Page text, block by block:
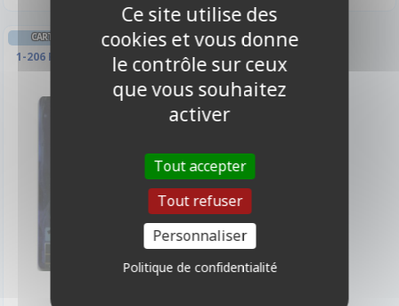
CARTES SPÉCIALES FORCE OF WILL
1-206 Foil - Pierre Magique De
Ténèbres
Ce site utilise des
cookies et vous donne
le contrôle sur ceux
que vous souhaitez
activer
Tout accepter
Tout refuser
Personnaliser
Politique de confidentialité